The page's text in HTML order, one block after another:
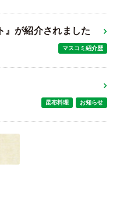
』が紹介されました
マスコミ紹介歴
昆布料理 お知らせ